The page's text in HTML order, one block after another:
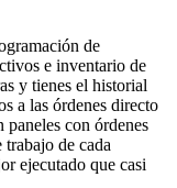
de
e inventario de
y tienes el historial
a las órdenes directo
paneles con órdenes
trabajo de cada
ejecutado que casi